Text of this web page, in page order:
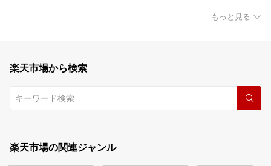
もっと見る
楽天市場から検索
楽天市場の関連ジャンル